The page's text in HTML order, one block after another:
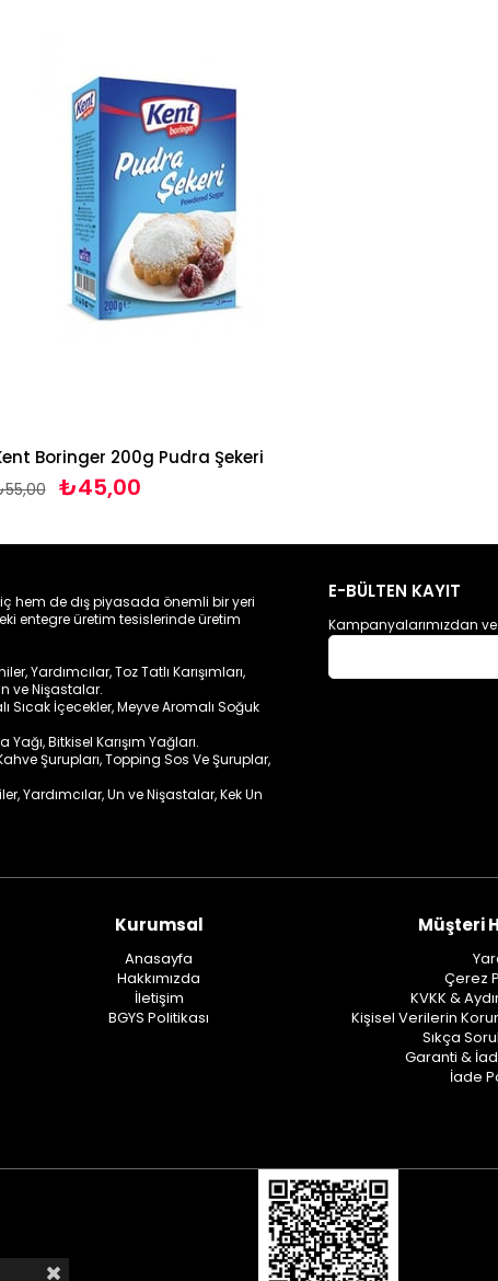
Boringer 200g Pudra Şekeri
₺45,00
iç hem de dış piyasada önemli bir yeri
entegre üretim tesislerinde üretim
Yardımcılar, Toz Tatlı Karışımları,
ve Nişastalar.
Sıcak İçecekler, Meyve Aromalı Soğuk
Yağı, Bitkisel Karışım Yağları.
Şurupları, Topping Sos Ve Şuruplar,
Yardımcılar, Un ve Nişastalar, Kek Un
E-BÜLTEN KAYIT
Kampanyalarımızdan
Kurumsal
Anasayfa
Hakkımızda
İletişim
BGYS Politikası
Müşteri
Çerez
KVKK &
Kişisel Verilerin
Sıkça
Garanti &
İade